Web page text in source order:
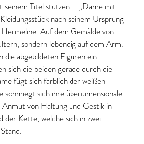
seinem Titel stutzen – „Dame mit
nach seinem Ursprung
Auf dem Gemälde von
sondern lebendig auf dem Arm.
abgebildeten Figuren ein
sich die beiden gerade durch die
fügt sich farblich der weißen
schmiegt sich ihre überdimensionale
von Haltung und Gestik in
der Kette, welche sich in zwei